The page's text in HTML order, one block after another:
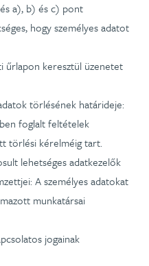
a), b) és c) pont
hogy személyes adatot
űrlapon keresztül üzenetet
törlésének határideje:
foglalt feltételek
törlési kérelméig tart.
lehetséges adatkezelők
A személyes adatokat
munkatársai
jogainak